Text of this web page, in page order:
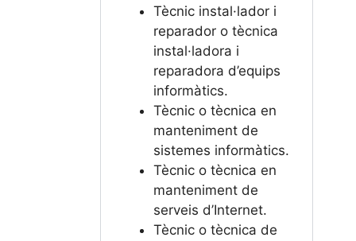
Tècnic instal·lador i
reparador o tècnica
instal·ladora i
reparadora d’equips
informàtics.
Tècnic o tècnica en
manteniment de
sistemes informàtics.
Tècnic o tècnica en
manteniment de
serveis d’Internet.
Tècnic o tècnica de